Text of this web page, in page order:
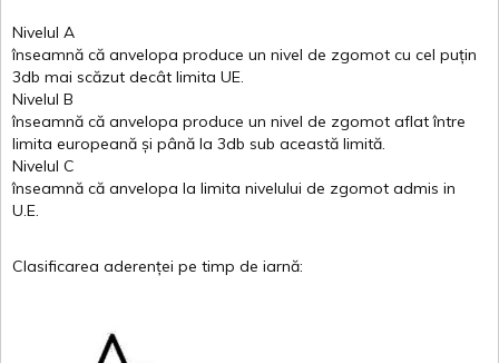
Nivelul A
înseamnă că anvelopa produce un nivel de zgomot cu cel puțin
3db mai scăzut decât limita UE.
Nivelul B
înseamnă că anvelopa produce un nivel de zgomot aflat între
limita europeană și până la 3db sub această limită.
Nivelul C
înseamnă că anvelopa la limita nivelului de zgomot admis in
U.E.
Clasificarea aderenței pe timp de iarnă: